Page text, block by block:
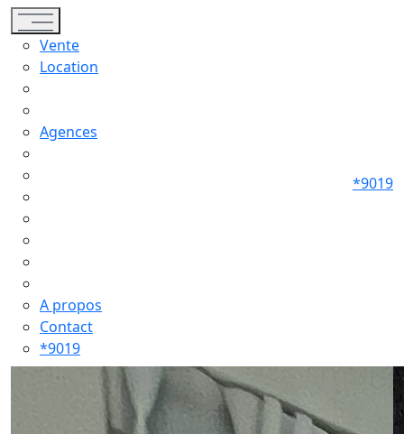
Toggle navigation
Vente
Location
Agences
A propos
Contact
*9019
*9019